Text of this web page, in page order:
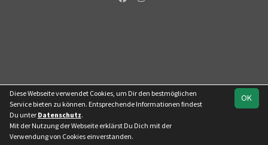
OK
Diese Webseite verwendet Cookies, um Dir den bestmöglichen
Service bieten zu können. Entsprechende Informationen findest
Du unter Datenschutz.
Mit der Nutzung der Webseite erklärst Du Dich mit der
Verwendung von Cookies einverstanden.